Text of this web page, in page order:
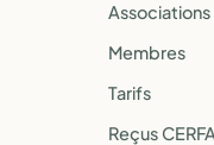
Associations
Membres
Tarifs
Reçus CERFA